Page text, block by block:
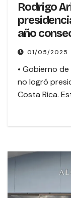
Rodrigo
año
01/05/2025
• Gobierno
no logró
Costa Rica.